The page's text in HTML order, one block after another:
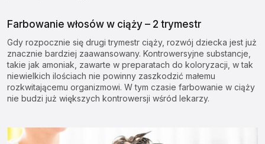
Farbowanie włosów w ciąży – 2 trymestr
Gdy rozpocznie się drugi trymestr ciąży, rozwój dziecka jest już
znacznie bardziej zaawansowany. Kontrowersyjne substancje,
takie jak amoniak, zawarte w preparatach do koloryzacji, w tak
niewielkich ilościach nie powinny zaszkodzić małemu
rozkwitającemu organizmowi. W tym czasie farbowanie w ciąży
nie budzi już większych kontrowersji wśród lekarzy.